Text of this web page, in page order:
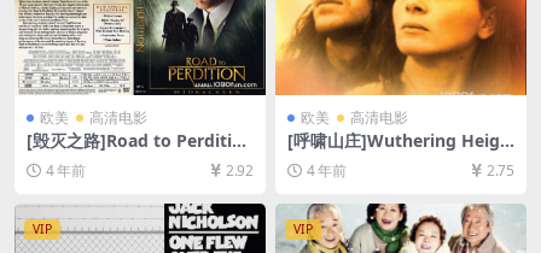
欧美 高清电影
[毁灭之路]Road to Perdition
(2002)[百度网盘+迅雷云盘资
源1080P超清未删减][MP4/7.
6GB][中英字幕]
4 年前 2.92
欧美 高清电影
[呼啸山庄]Wuthering Heigh
ts (1992)[百度网盘+迅雷云盘
资源1080P超清未删减][MP4/
6.9GB][中英字幕]
4 年前 2.75
VIP VIP